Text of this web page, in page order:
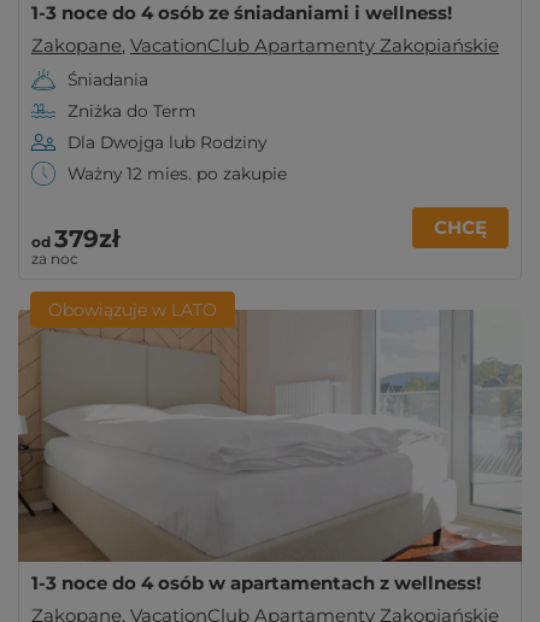
1-3 noce do 4 osób ze śniadaniami i wellness!
Zakopane, VacationClub Apartamenty Zakopiańskie
Śniadania
Zniżka do Term
Dla Dwojga lub Rodziny
Ważny 12 mies. po zakupie
od 379zł
za noc
CHCĘ
Obowiązuje w LATO
1-3 noce do 4 osób w apartamentach z wellness!
Zakopane, VacationClub Apartamenty Zakopiańskie